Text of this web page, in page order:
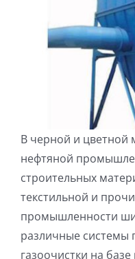
В черной и цветной
нефтяной
строительных
текстильной и
промышленности
различные системы
газоочистки на